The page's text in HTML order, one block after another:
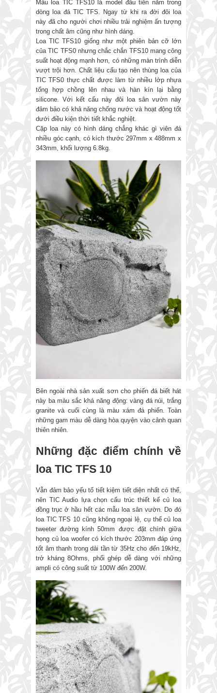
Mẫu loa TIC TFS10 là model đầu tiên nằm trong
dòng loa đá TIC TFS. Ngay từ khi ra đời đôi loa
này đã cho người chơi nhiều trải nghiệm ấn tượng
trong chất âm cũng như hình dáng.
Loa TIC TFS10 giống như một phiên bản cỡ lớn
của TIC TFS0 nhưng chắc chắn TFS10 mang công
suất hoạt động mạnh hơn, có những màn trình diễn
vượt trội hơn. Chất liệu cấu tạo nên thùng loa của
TIC TFS0 thực chất được làm từ nhiều lớp nhựa
tổng hợp chồng lên nhau và hàn kín lại bằng
silicone. Với kết cấu này đôi loa sân vườn này
đảm bảo có khả năng chống nước và hoạt động tốt
dưới điều kiện thời tiết khắc nghiệt.
Cặp loa này có hình dáng chẳng khác gì viên đá
nhiều góc cạnh, có kích thước 297mm x 488mm x
343mm, khối lượng 6.8kg.
Bên ngoài nhà sản xuất sơn cho phiến đá biết hát
này ba màu sắc khá năng động: vàng đá núi, trắng
granite và cuối cùng là màu xám đá phiến. Toàn
những gam màu dễ dàng hòa quyện vào cảnh quan
thiên nhiên.
Những đặc điểm chính về
loa TIC TFS 10
Vẫn đảm bảo yếu tố tiết kiệm tiết diện nhất có thể,
nên TIC Audio lựa chọn cấu trúc thiết kế củ loa
đồng trục ở hầu hết các mẫu loa sân vườn. Do đó
loa TIC TFS 10 cũng không ngoại lệ, cụ thể củ loa
tweeter đường kính 50mm được đặt chính giữa
họng củ loa woofer có kích thước 203mm đáp ứng
tốt âm thanh trong dải tần từ 35Hz cho đến 19kHz,
trở kháng 8Ohms, phối ghép dễ dàng với những
ampli có công suất từ 100W đến 200W.